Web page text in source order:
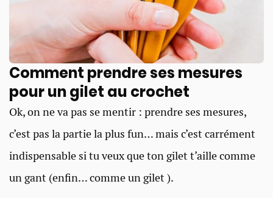
Comment prendre ses mesures
pour un gilet au crochet
Ok, on ne va pas se mentir : prendre ses mesures,
c’est pas la partie la plus fun… mais c’est carrément
indispensable si tu veux que ton gilet t’aille comme
un gant (enfin… comme un gilet ).